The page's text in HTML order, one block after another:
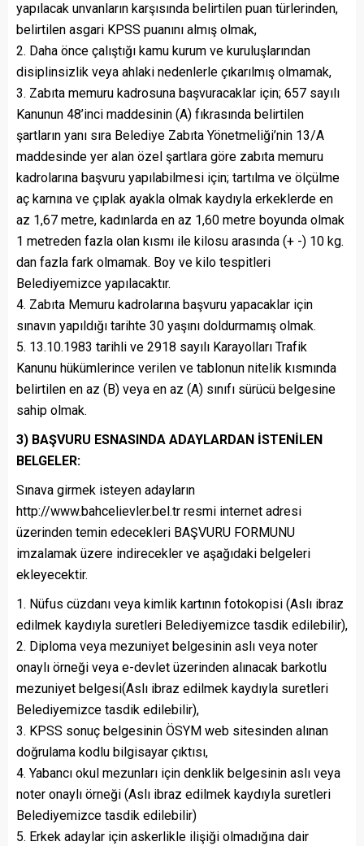
yapılacak unvanların karşısında belirtilen puan türlerinden,
belirtilen asgari KPSS puanını almış olmak,
2. Daha önce çalıştığı kamu kurum ve kuruluşlarından
disiplinsizlik veya ahlaki nedenlerle çıkarılmış olmamak,
3. Zabıta memuru kadrosuna başvuracaklar için; 657 sayılı
Kanunun 48’inci maddesinin (A) fıkrasında belirtilen
şartların yanı sıra Belediye Zabıta Yönetmeliği’nin 13/A
maddesinde yer alan özel şartlara göre zabıta memuru
kadrolarına başvuru yapılabilmesi için; tartılma ve ölçülme
aç karnına ve çıplak ayakla olmak kaydıyla erkeklerde en
az 1,67 metre, kadınlarda en az 1,60 metre boyunda olmak
1 metreden fazla olan kısmı ile kilosu arasında (+ -) 10 kg.
dan fazla fark olmamak. Boy ve kilo tespitleri
Belediyemizce yapılacaktır.
4. Zabıta Memuru kadrolarına başvuru yapacaklar için
sınavın yapıldığı tarihte 30 yaşını doldurmamış olmak.
5. 13.10.1983 tarihli ve 2918 sayılı Karayolları Trafik
Kanunu hükümlerince verilen ve tablonun nitelik kısmında
belirtilen en az (B) veya en az (A) sınıfı sürücü belgesine
sahip olmak.
3) BAŞVURU ESNASINDA ADAYLARDAN İSTENİLEN
BELGELER:
Sınava girmek isteyen adayların
http://www.bahcelievler.bel.tr resmi internet adresi
üzerinden temin edecekleri BAŞVURU FORMUNU
imzalamak üzere indirecekler ve aşağıdaki belgeleri
ekleyecektir.
1. Nüfus cüzdanı veya kimlik kartının fotokopisi (Aslı ibraz
edilmek kaydıyla suretleri Belediyemizce tasdik edilebilir),
2. Diploma veya mezuniyet belgesinin aslı veya noter
onaylı örneği veya e-devlet üzerinden alınacak barkotlu
mezuniyet belgesi(Aslı ibraz edilmek kaydıyla suretleri
Belediyemizce tasdik edilebilir),
3. KPSS sonuç belgesinin ÖSYM web sitesinden alınan
doğrulama kodlu bilgisayar çıktısı,
4. Yabancı okul mezunları için denklik belgesinin aslı veya
noter onaylı örneği (Aslı ibraz edilmek kaydıyla suretleri
Belediyemizce tasdik edilebilir)
5. Erkek adaylar için askerlikle ilişiği olmadığına dair